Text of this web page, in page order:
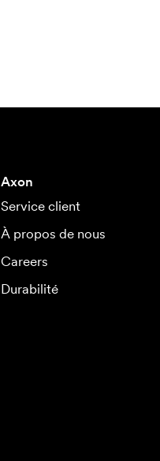
Axon
Service client
À propos de nous
Careers
Durabilité